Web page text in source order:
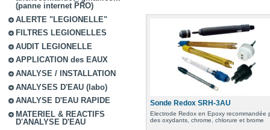
(panne internet PRO)
ALERTE "LEGIONELLE"
FILTRES LEGIONELLES
AUDIT LEGIONELLE
APPLICATION des EAUX
ANALYSE / INSTALLATION
ANALYSES D'EAU (labo)
ANALYSE D'EAU RAPIDE
MATERIEL & REACTIFS
D'ANALYSE D'EAU
Sonde Redox SRH-3AU
Electrode Redox en Epoxy recommandée
des oxydants, chrome, chlorure et brome